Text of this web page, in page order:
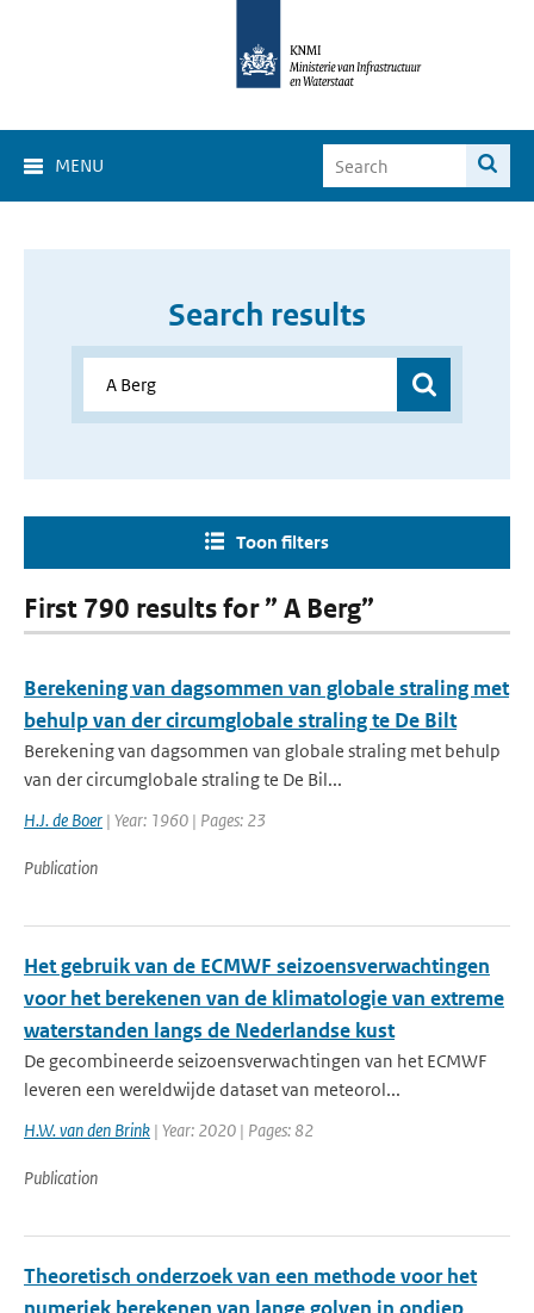
MENU
Search results
Toon filters
First 790 results for ” A Berg”
Berekening van dagsommen van globale straling met
behulp van der circumglobale straling te De Bilt
Berekening van dagsommen van globale straling met behulp
van der circumglobale straling te De Bil...
H.J. de Boer | Year: 1960 | Pages: 23
Publication
Het gebruik van de ECMWF seizoensverwachtingen
voor het berekenen van de klimatologie van extreme
waterstanden langs de Nederlandse kust
De gecombineerde seizoensverwachtingen van het ECMWF
leveren een wereldwijde dataset van meteorol...
H.W. van den Brink | Year: 2020 | Pages: 82
Publication
Theoretisch onderzoek van een methode voor het